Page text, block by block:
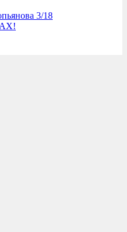
3/18